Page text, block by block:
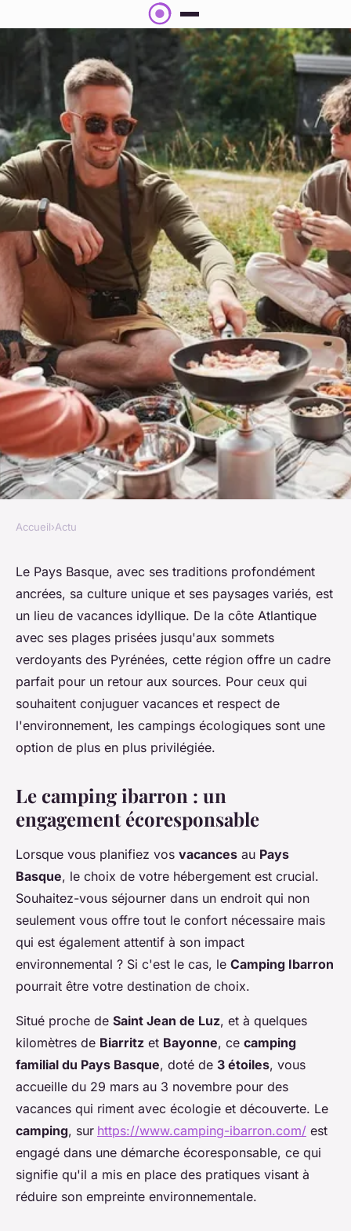
Quels sont les campings
écologiques au Pays Basque ?
alice• 29 janvier 2024•2 min de lecture
Accueil›Actu
Le Pays Basque, avec ses traditions profondément
ancrées, sa culture unique et ses paysages variés, est
un lieu de vacances idyllique. De la côte Atlantique
avec ses plages prisées jusqu'aux sommets
verdoyants des Pyrénées, cette région offre un cadre
parfait pour un retour aux sources. Pour ceux qui
souhaitent conjuguer vacances et respect de
l'environnement, les campings écologiques sont une
option de plus en plus privilégiée.
Le camping ibarron : un
engagement écoresponsable
Lorsque vous planifiez vos vacances au Pays
Basque, le choix de votre hébergement est crucial.
Souhaitez-vous séjourner dans un endroit qui non
seulement vous offre tout le confort nécessaire mais
qui est également attentif à son impact
environnemental ? Si c'est le cas, le Camping Ibarron
pourrait être votre destination de choix.
Situé proche de Saint Jean de Luz, et à quelques
kilomètres de Biarritz et Bayonne, ce camping
familial du Pays Basque, doté de 3 étoiles, vous
accueille du 29 mars au 3 novembre pour des
vacances qui riment avec écologie et découverte. Le
camping, sur https://www.camping-ibarron.com/ est
engagé dans une démarche écoresponsable, ce qui
signifie qu'il a mis en place des pratiques visant à
réduire son empreinte environnementale.